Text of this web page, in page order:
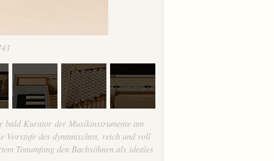
bald Kurator der Musikinstrumente am
des dynamischen, reich und voll
Tonumfang den Bachsöhnen als ideales